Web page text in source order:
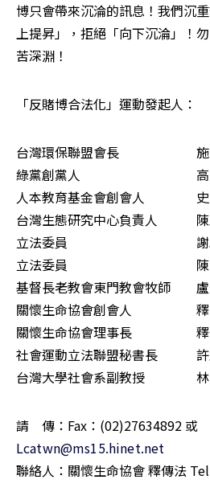
博只會帶來沉淪的訊息！我們沉
上提昇」，拒絕「向下沉淪」！
苦深淵！
「反賭博合法化」運動發起人：
台灣環保聯盟會長　　　　　　
綠黨創黨人　　　　　　　　　
人本教育基金會創會人　　　　
台灣生態研究中心負責人　　　
立法委員　　　　　　　　　　
立法委員　　　　　　　　　　
基督長老教會東門教會牧師　　
關懷生命協會創會人　　　　　
關懷生命協會理事長　　　　　
社會運動立法聯盟秘書長　　　
台灣大學社會系副教授　　　　
Lcatwn@ms15.hinet.net
聯絡人：關懷生命協會 釋傳法